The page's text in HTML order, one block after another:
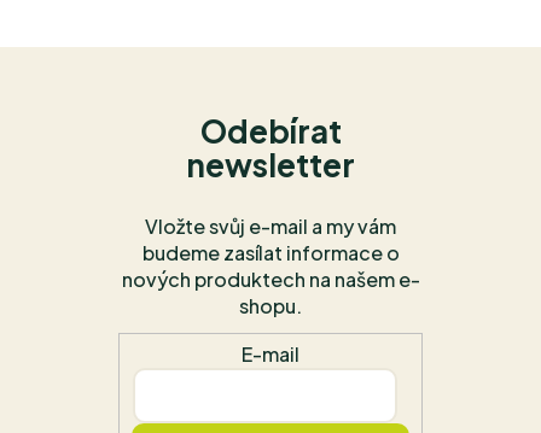
Odebírat
newsletter
Vložte svůj e-mail a my vám
budeme zasílat informace o
nových produktech na našem e-
shopu.
E-mail